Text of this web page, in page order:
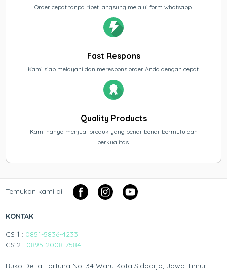
Order cepat tanpa ribet langsung melalui form whatsapp.
Fast Respons
Kami siap melayani dan merespons order Anda dengan cepat.
Quality Products
Kami hanya menjual produk yang benar benar bermutu dan
berkualitas.
Temukan kami di :
KONTAK
CS 1 : 0851-5836-4233
CS 2 : 0895-2008-7584
Ruko Delta Fortuna No. 34 Waru Kota Sidoarjo, Jawa Timur